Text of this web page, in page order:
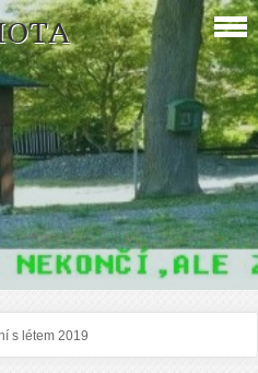
s létem 2019